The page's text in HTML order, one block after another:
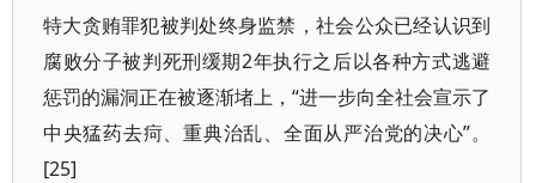
特大贪贿罪犯被判处终身监禁，社会公众已经认识到
腐败分子被判死刑缓期2年执行之后以各种方式逃避
惩罚的漏洞正在被逐渐堵上，“进一步向全社会宣示了
中央猛药去疴、重典治乱、全面从严治党的决心”。
[25]